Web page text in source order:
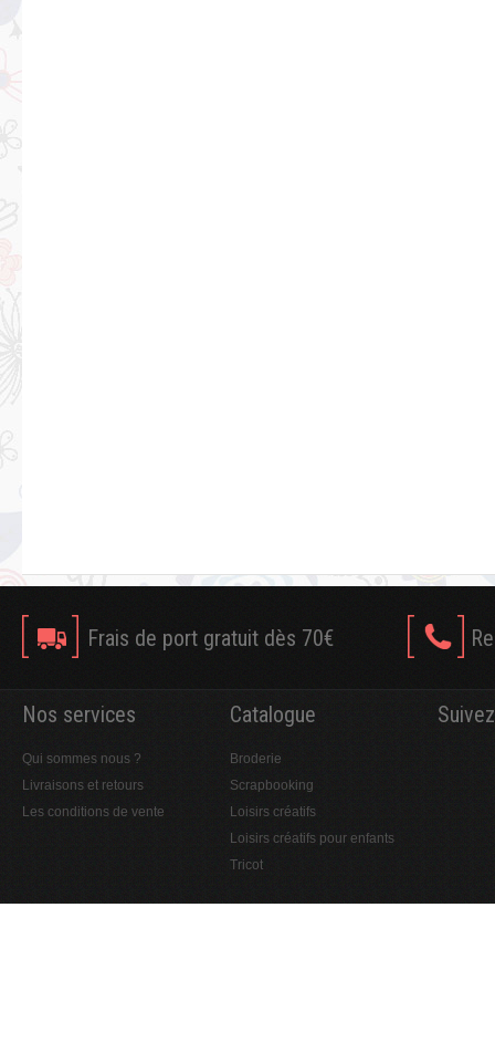
Frais de port gratuit dès 70€
Nos services
Qui sommes nous ?
Livraisons et retours
Les conditions de vente
Catalogue
Broderie
Scrapbooking
Loisirs créatifs
Loisirs créatifs pour enfants
Tricot